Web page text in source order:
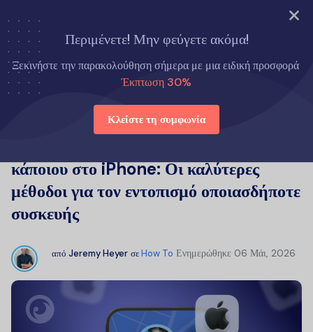
ΔΟΚΙΜΑΣΤΕ ΤΩΡΑ
Περιμένετε! Μην φεύγετε ακόμα!
Ξεκινήστε την παρακολούθηση σήμερα με μια ειδική προσφορά
Έκπτωση 30%
Κλείστε τη συμφωνία
Αρχική σελίδα
Πώς να
Παρακολούθηση της τοποθεσίας κάποιου στο iPhone: Οι καλύτερες
μέθοδοι για τον εντοπισμό οποιασδήποτε συσκευής
κάποιου στο iPhone: Οι καλύτερες
μέθοδοι για τον εντοπισμό οποιασδήποτε
συσκευής
από Jeremy Heyer σεHow To Ενημερώθηκε 06 Μάι, 2026